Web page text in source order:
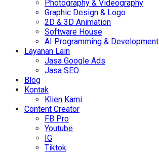
Photography & Videography
Graphic Design & Logo
2D & 3D Animation
Software House
AI Programming & Development
Layanan Lain
Jasa Google Ads
Jasa SEO
Blog
Kontak
Klien Kami
Content Creator
FB Pro
Youtube
IG
Tiktok